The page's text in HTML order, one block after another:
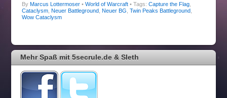
By Marcus Lottermoser• World of Warcraft • Tags: Capture the Flag,
Cataclysm, Neuer Battleground, Neuer BG Twin Peaks Battleground,
Wow Cataclysm
Mehr Spaß mit 5secrule.de & Sleth